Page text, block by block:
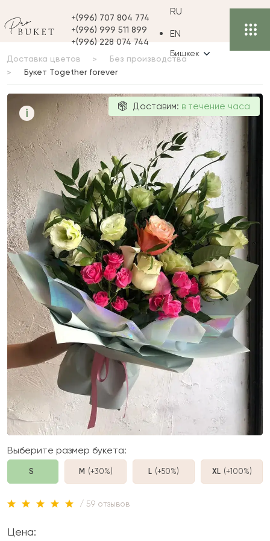
+(996) 707 804 774
+(996) 999 511 899
+(996) 228 074 744
RU
EN
Бишкек
Доставка цветов
Без производства
Букет Together forever
i
Together
Доставим: в течение часа
Выберите размер букета:
S M (+30%) L (+50%) XL (+100%)
/ 59 отзывов
Цена: